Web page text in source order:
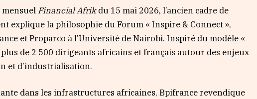
Financial Afrikdu 15 mai 2026, l’ancien cadre de
explique la philosophie du Forum « Inspire & Connect »,
et Proparco à l’Université de Nairobi. Inspiré du modèle «
de 2 500 dirigeants africains et français autour des enjeux
et d’industrialisation.
dans les infrastructures africaines, Bpifrance revendique